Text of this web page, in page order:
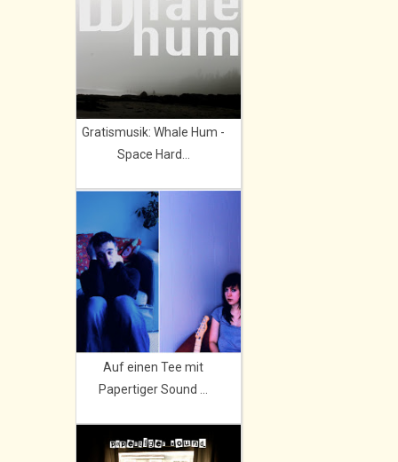
Gratismusik: Whale Hum -
Space Hard...
Auf einen Tee mit
Papertiger Sound ...